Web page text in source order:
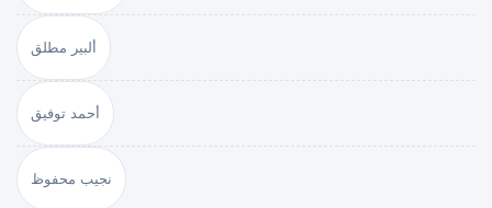
ألبير مطلق
أحمد توفيق
نجيب محفوظ